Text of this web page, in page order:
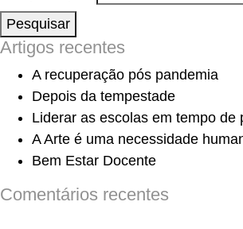
Pesquisar
Artigos recentes
A recuperação pós pandemia
Depois da tempestade
Liderar as escolas em tempo de
A Arte é uma necessidade
Bem Estar Docente
Comentários recentes